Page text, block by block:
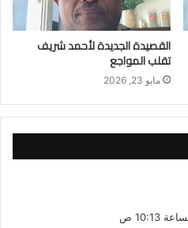
القصيدة الجديدة لأحمد شريف
تقلب المواجع
مايو 23, 2026